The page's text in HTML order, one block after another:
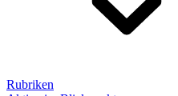
Rubriken